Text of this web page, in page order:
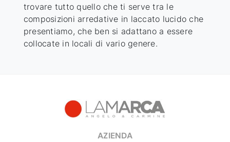
trovare tutto quello che ti serve tra le
composizioni arredative in laccato lucido che
presentiamo, che ben si adattano a essere
collocate in locali di vario genere.
AZIENDA